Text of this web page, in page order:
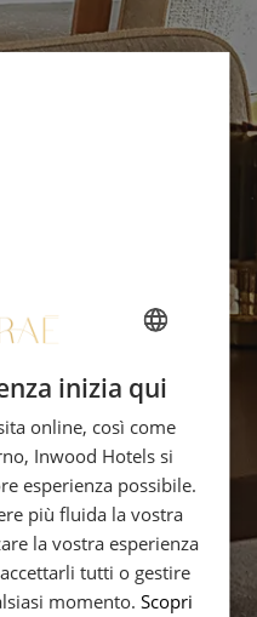
FRENCH
ENGLISH
ITALIAN
GERMAN
SPANISH
RUSSIAN
inizia qui
online, così come
Inwood Hotels si
esperienza possibile.
più fluida la vostra
la vostra esperienza
tutti o gestire
momento. Scopri